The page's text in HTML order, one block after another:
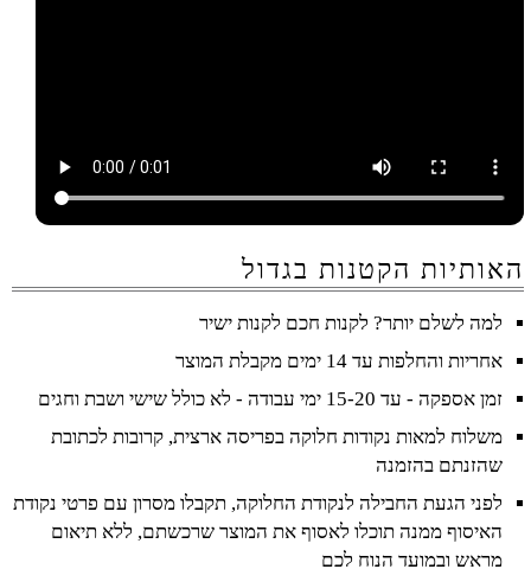
האותיות הקטנות בגדול
למה לשלם יותר? לקנות חכם לקנות ישיר
אחריות והחלפות עד 14 ימים מקבלת המוצר
זמן אספקה - עד 15-20 ימי עבודה - לא כולל שישי ושבת וחגים
משלוח למאות נקודות חלוקה בפריסה ארצית, קרובות לכתובת
שהזנתם בהזמנה
לפני הגעת החבילה לנקודת החלוקה, תקבלו מסרון עם פרטי נקודת
האיסוף ממנה תוכלו לאסוף את המוצר שרכשתם, ללא תיאום
מראש ובמועד הנוח לכם